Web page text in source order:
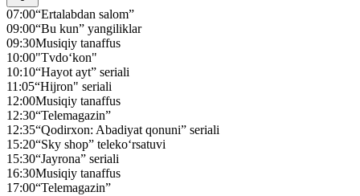
07:00“Ertalabdan salom”
09:00“Bu kun” yangiliklar
09:30Musiqiy tanaffus
10:00"Tvdo‘kon"
10:10“Hayot ayt” seriali
11:05“Hijron" seriali
12:00Musiqiy tanaffus
12:30“Telemagazin”
12:35“Qodirxon: Abadiyat qonuni” seriali
15:20“Sky shop” teleko‘rsatuvi
15:30“Jayrona” seriali
16:30Musiqiy tanaffus
17:00“Telemagazin”